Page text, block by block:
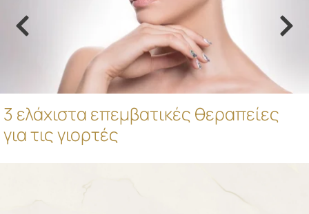
3 ελάχιστα επεμβατικές θεραπείες
για τις γιορτές